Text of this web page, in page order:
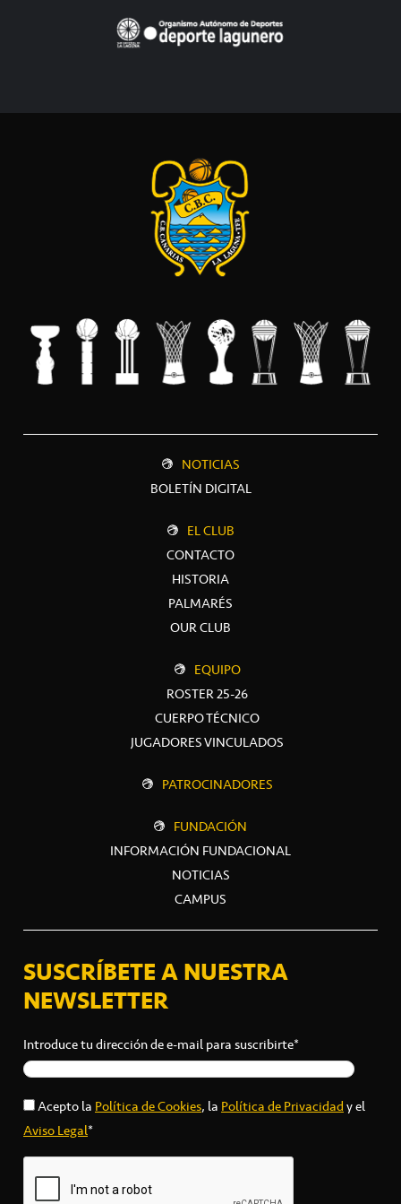
NOTICIAS
BOLETÍN DIGITAL
EL CLUB
CONTACTO
HISTORIA
PALMARÉS
OUR CLUB
EQUIPO
ROSTER 25-26
CUERPO TÉCNICO
JUGADORES VINCULADOS
PATROCINADORES
FUNDACIÓN
INFORMACIÓN FUNDACIONAL
NOTICIAS
CAMPUS
SUSCRÍBETE A NUESTRA
NEWSLETTER
Introduce tu dirección de e-mail para suscribirte*
Acepto la Política de Cookies, la Política de Privacidady el
Aviso Legal*